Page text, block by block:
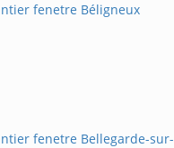
fenetre Béligneux
fenetre Bellegarde-sur-